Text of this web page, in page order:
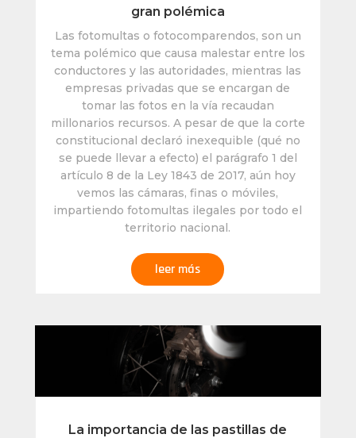
gran polémica
Las fotomultas o fotocomparendos, son un
tema polémico que causa malestar entre los
conductores y las autoridades, mientras las
empresas privadas que se encargan de
tomar las fotos en la vía recaudan
millonarios recursos. A pesar de que la corte
constitucional declaró inexequible (qué no
se puede llevar a efecto) el parágrafo 1 del
artículo 8 de la Ley 1843 de 2017, aún hoy
vemos las cámaras, finas o móviles,
impartiendo fotomultas ilegales por todo el
territorio nacional.
leer más
La importancia de las pastillas de